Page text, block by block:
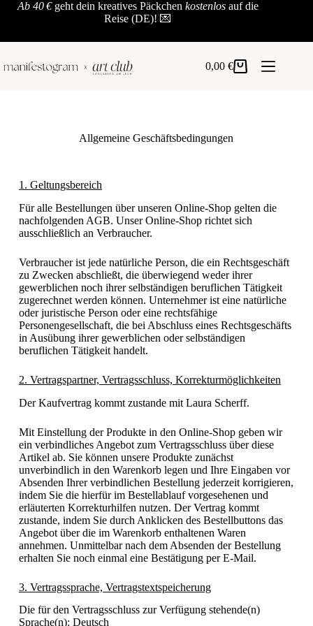
Ab 40 €geht dein kreatives Päckchen kostenlosauf die
Reise (DE)! 💌
0,00€
Allgemeine Geschäftsbedingungen
1. Geltungsbereich
Für alle Bestellungen über unseren Online-Shop gelten die
nachfolgenden AGB. Unser Online-Shop richtet sich
ausschließlich an Verbraucher.
Verbraucher ist jede natürliche Person, die ein Rechtsgeschäft
zu Zwecken abschließt, die überwiegend weder ihrer
gewerblichen noch ihrer selbständigen beruflichen Tätigkeit
zugerechnet werden können. Unternehmer ist eine natürliche
oder juristische Person oder eine rechtsfähige
Personengesellschaft, die bei Abschluss eines Rechtsgeschäfts
in Ausübung ihrer gewerblichen oder selbständigen
beruflichen Tätigkeit handelt.
2. Vertragspartner, Vertragsschluss, Korrekturmöglichkeiten
Der Kaufvertrag kommt zustande mit Laura Scherff.
Mit Einstellung der Produkte in den Online-Shop geben wir
ein verbindliches Angebot zum Vertragsschluss über diese
Artikel ab. Sie können unsere Produkte zunächst
unverbindlich in den Warenkorb legen und Ihre Eingaben vor
Absenden Ihrer verbindlichen Bestellung jederzeit korrigieren,
indem Sie die hierfür im Bestellablauf vorgesehenen und
erläuterten Korrekturhilfen nutzen. Der Vertrag kommt
zustande, indem Sie durch Anklicken des Bestellbuttons das
Angebot über die im Warenkorb enthaltenen Waren
annehmen. Unmittelbar nach dem Absenden der Bestellung
erhalten Sie noch einmal eine Bestätigung per E-Mail.
3. Vertragssprache, Vertragstextspeicherung
Die für den Vertragsschluss zur Verfügung stehende(n)
Sprache(n): Deutsch